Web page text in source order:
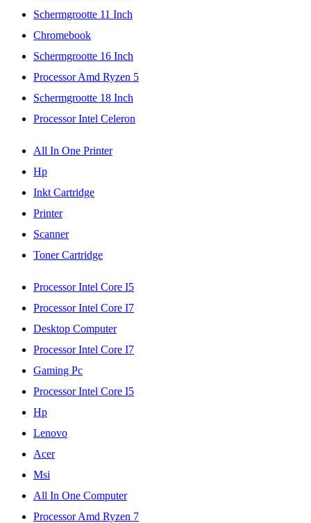
Schermgrootte 11 Inch
Chromebook
Schermgrootte 16 Inch
Processor Amd Ryzen 5
Schermgrootte 18 Inch
Processor Intel Celeron
All In One Printer
Hp
Inkt Cartridge
Printer
Scanner
Toner Cartridge
Processor Intel Core I5
Processor Intel Core I7
Desktop Computer
Processor Intel Core I7
Gaming Pc
Processor Intel Core I5
Hp
Lenovo
Acer
Msi
All In One Computer
Processor Amd Ryzen 7